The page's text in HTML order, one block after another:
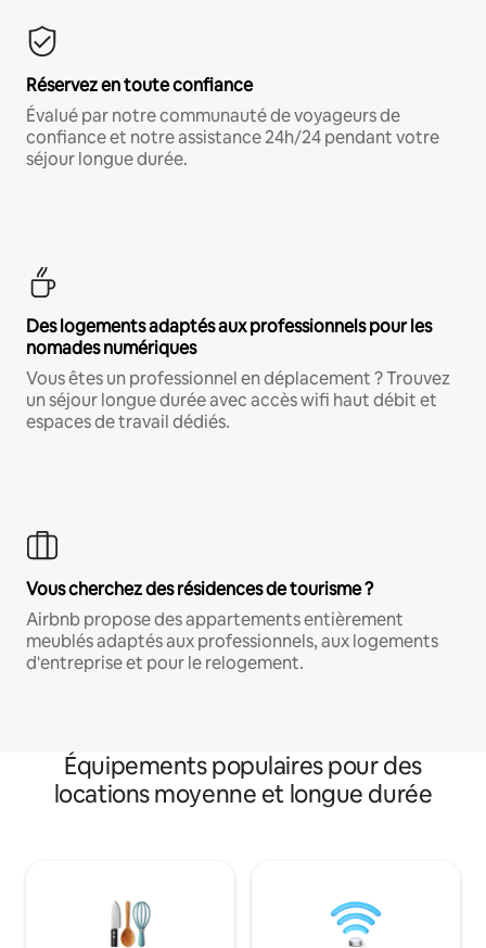
Réservez en toute confiance
Évalué par notre communauté de voyageurs de
confiance et notre assistance 24h/24 pendant votre
séjour longue durée.
Des logements adaptés aux professionnels pour les
nomades numériques
Vous êtes un professionnel en déplacement ? Trouvez
un séjour longue durée avec accès wifi haut débit et
espaces de travail dédiés.
Vous cherchez des résidences de tourisme ?
Airbnb propose des appartements entièrement
meublés adaptés aux professionnels, aux logements
d'entreprise et pour le relogement.
Équipements populaires pour des
locations moyenne et longue durée